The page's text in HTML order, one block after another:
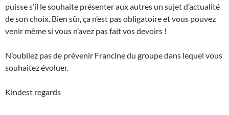
puisse s’il le souhaite présenter aux autres un sujet d’actualité
de son choix. Bien sûr, ça n’est pas obligatoire et vous pouvez
venir même si vous n’avez pas fait vos devoirs !
N’oubliez pas de prévenir Francine du groupe dans lequel vous
souhaitez évoluer.
Kindest regards